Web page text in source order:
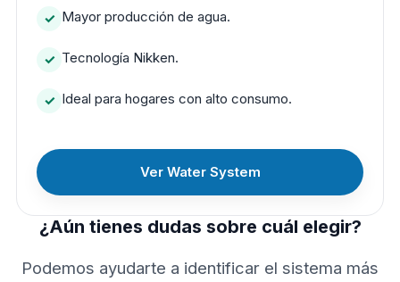
Mayor producción de agua.
Tecnología Nikken.
Ideal para hogares con alto consumo.
Ver Water System
¿Aún tienes dudas sobre cuál elegir?
Podemos ayudarte a identificar el sistema más